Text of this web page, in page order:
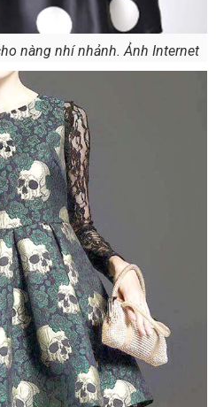
nàng nhí nhảnh. Ảnh Internet